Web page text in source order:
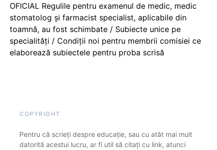
OFICIAL Regulile pentru examenul de medic, medic
stomatolog și farmacist specialist, aplicabile din
toamnă, au fost schimbate / Subiecte unice pe
specialități / Condiții noi pentru membrii comisiei ce
elaborează subiectele pentru proba scrisă
COPYRIGHT
Pentru că scrieți despre educație, sau cu atât mai mult
datorită acestui lucru, ar fi util să citați cu link, atunci